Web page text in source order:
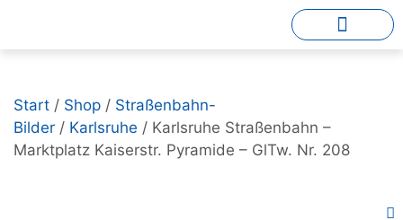
Start / Shop / Straßenbahn-
Bilder / Karlsruhe / Karlsruhe Straßenbahn –
Marktplatz Kaiserstr. Pyramide – GlTw. Nr. 208